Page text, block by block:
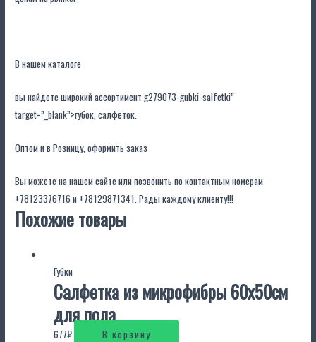
В нашем каталоге
вы найдете широкий ассортимент g279073-gubki-salfetki”
target=”_blank”>губок, салфеток.
Оптом и в Розницу, оформить заказ
Вы можете на нашем сайте или позвонить по контактным номерам
+78123376716 и +78129871341. Рады каждому клиенту!!!
Похожие товары
Губки
Салфетка из микрофибры 60х50см
для пола
677₽ В корзину